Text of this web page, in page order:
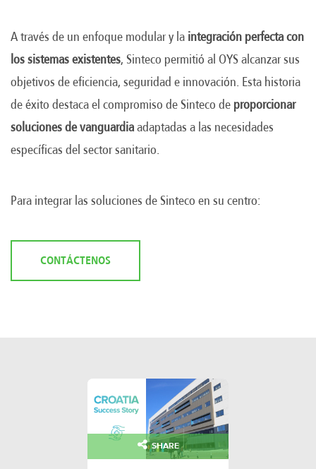
A través de un enfoque modular y la integración perfecta con
los sistemas existentes, Sinteco permitió al OYS alcanzar sus
objetivos de eficiencia, seguridad e innovación. Esta historia
de éxito destaca el compromiso de Sinteco de proporcionar
soluciones de vanguardia adaptadas a las necesidades
específicas del sector sanitario.
Para integrar las soluciones de Sinteco en su centro:
CONTÁCTENOS
SHARE